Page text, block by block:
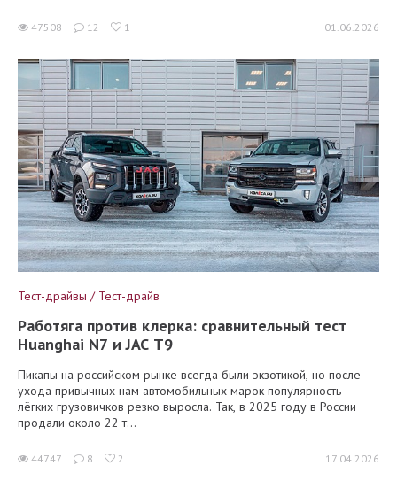
47508 12 1 01.06.2026
Тест-драйвы / Тест-драйв
Работяга против клерка: сравнительный тест
Huanghai N7 и JAC T9
Пикапы на российском рынке всегда были экзотикой, но после
ухода привычных нам автомобильных марок популярность
лёгких грузовичков резко выросла. Так, в 2025 году в России
продали около 22 т...
44747 8 2 17.04.2026